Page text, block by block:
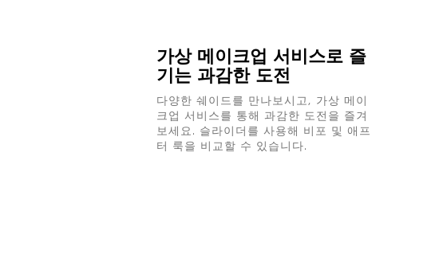
가상 메이크업 서비스로 즐
기는 과감한 도전
다양한 쉐이드를 만나보시고, 가상 메이
크업 서비스를 통해 과감한 도전을 즐겨
보세요. 슬라이더를 사용해 비포 및 애프
터 룩을 비교할 수 있습니다.